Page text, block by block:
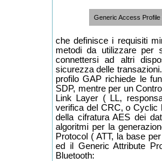
Generic Access Profile
che definisce i requisiti
metodi da utilizzare per
connettersi ad altri
sicurezza delle
profilo GAP richiede le
SDP, mentre per un
Link Layer ( LL,
verifica del CRC, o Cyclic
della cifratura AES dei
algoritmi per la
Protocol ( ATT, la base
ed il Generic Attribute
Bluetooth: